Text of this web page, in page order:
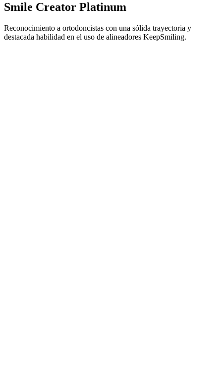
Smile Creator Platinum
Reconocimiento a ortodoncistas con una sólida trayectoria y
destacada habilidad en el uso de alineadores KeepSmiling.